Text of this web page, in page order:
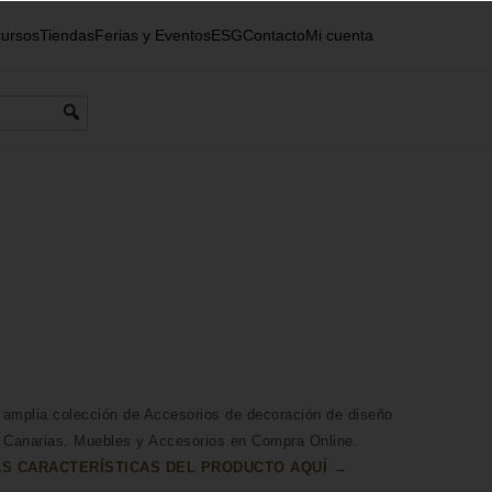
TiendasFerias y EventosESGContactoMi cuenta
colección de Accesorios de decoración de diseño
Muebles y Accesorios en Compra Online.
CARACTERÍSTICAS DEL PRODUCTO AQUÍ →